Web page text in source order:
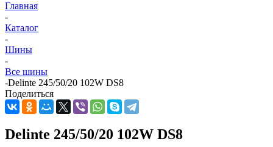
Главная
-
Каталог
-
Шины
-
Все шины
-Delinte 245/50/20 102W DS8
Поделиться
Delinte 245/50/20 102W DS8